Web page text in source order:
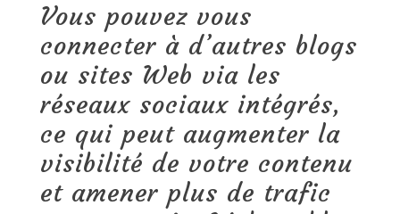
Vous pouvez vous
connecter à d’autres blogs
ou sites Web via les
réseaux sociaux intégrés,
ce qui peut augmenter la
visibilité de votre contenu
et amener plus de trafic